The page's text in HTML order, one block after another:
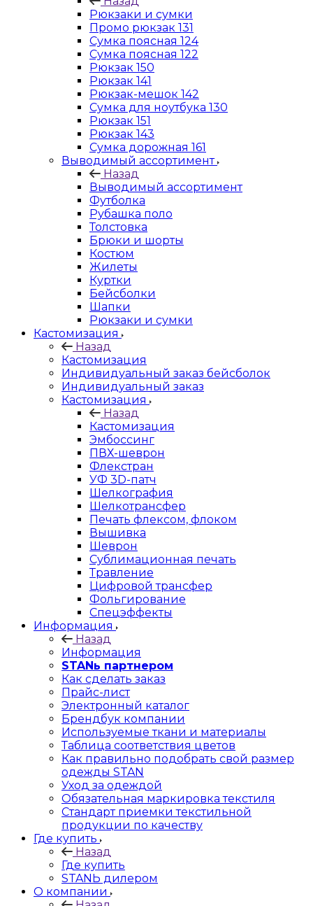
Рюкзаки и сумки
Промо рюкзак 131
Сумка поясная 124
Сумка поясная 122
Рюкзак 150
Рюкзак 141
Рюкзак-мешок 142
Сумка для ноутбука 130
Рюкзак 151
Рюкзак 143
Сумка дорожная 161
Выводимый ассортимент
Назад
Выводимый ассортимент
Футболка
Рубашка поло
Толстовка
Брюки и шорты
Костюм
Жилеты
Куртки
Бейсболки
Шапки
Рюкзаки и сумки
Кастомизация
Назад
Кастомизация
Индивидуальный заказ бейсболок
Индивидуальный заказ
Кастомизация
Назад
Кастомизация
Эмбоссинг
ПВХ-шеврон
Флекстран
УФ 3D-патч
Шелкография
Шелкотрансфер
Печать флексом, флоком
Вышивка
Шеврон
Сублимационная печать
Травление
Цифровой трансфер
Фольгирование
Спецэффекты
Информация
Назад
Информация
STANь партнером
Как сделать заказ
Прайс-лист
Электронный каталог
Брендбук компании
Используемые ткани и материалы
Таблица соответствия цветов
Как правильно подобрать свой размер
одежды STAN
Уход за одеждой
Обязательная маркировка текстиля
Стандарт приемки текстильной
продукции по качеству
Где купить
Назад
Где купить
STANЬ дилером
О компании